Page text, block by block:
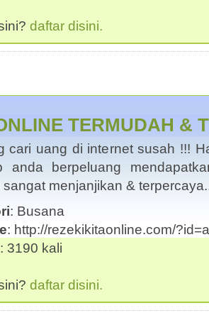
daftar disini.
TERMUDAH &
cari uang di internet susah !!!
anda berpeluang
sangat menjanjikan &
: Busana
: http://rezekikitaonline.com/
: 3190 kali
daftar disini.